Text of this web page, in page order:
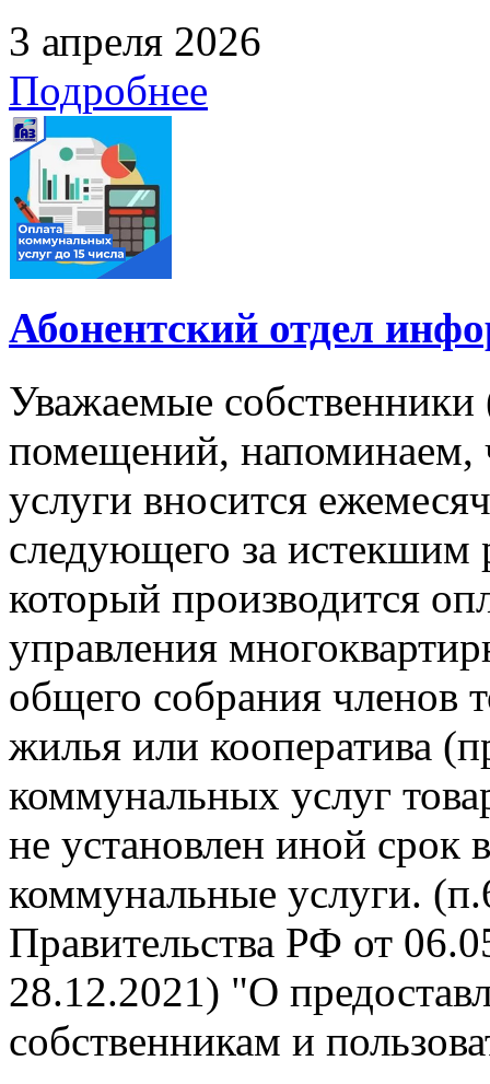
3 апреля 2026
Подробнее
Абонентский отдел
Уважаемые
помещений, напоминаем,
услуги вносится
следующего за истекшим
который производится
управления
общего собрания членов
жилья или кооператива
коммунальных услуг
не установлен иной срок
коммунальные услуги.
Правительства РФ от
28.12.2021) "О
собственникам и